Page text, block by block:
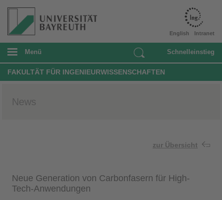
Intranet
English
Menü Schnelleinstieg
FAKULTÄT FÜR INGENIEURWISSENSCHAFTEN
News
zur Übersicht
Neue Generation von Carbonfasern für High-
Tech-Anwendungen